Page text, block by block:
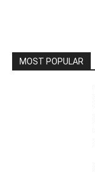
MOST POPULAR